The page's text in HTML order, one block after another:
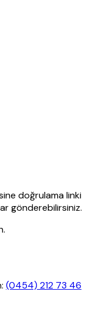
doğrulama linki
gönderebilirsiniz.
(0454) 212 73 46